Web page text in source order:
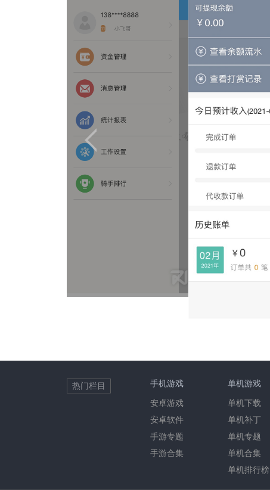
手机游戏
安卓游戏
安卓软件
手游专题
手游合集
单机游戏
单机下载
单机补丁
单机专题
单机合集
单机排行榜
热门栏目